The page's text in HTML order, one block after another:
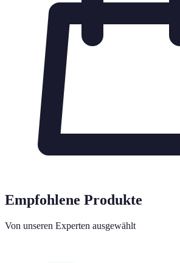
Empfohlene Produkte
Von unseren Experten ausgewählt